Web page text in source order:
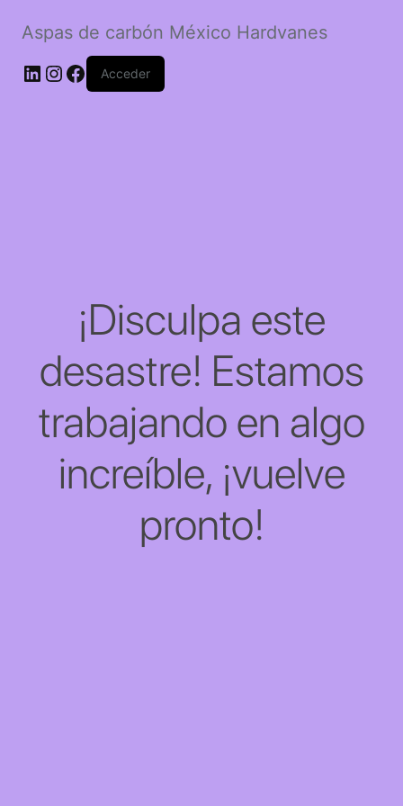
Aspas de carbón México Hardvanes
LinkedIn
Instagram
Facebook
Acceder
¡Disculpa este
desastre! Estamos
trabajando en algo
increíble, ¡vuelve
pronto!